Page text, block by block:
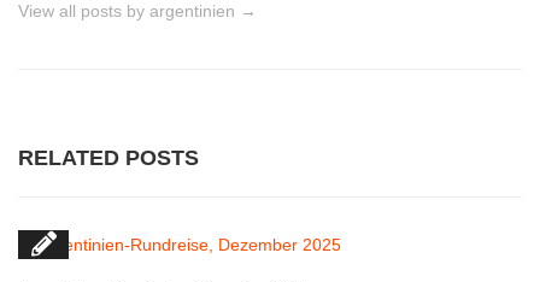
View all posts by argentinien →
RELATED POSTS